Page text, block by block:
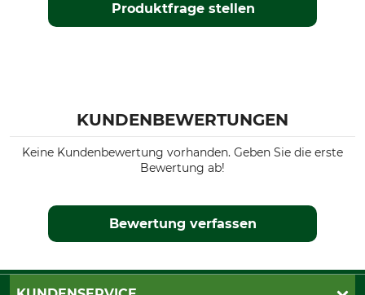
Produktfrage stellen
KUNDENBEWERTUNGEN
Keine Kundenbewertung vorhanden. Geben Sie die erste
Bewertung ab!
Bewertung verfassen